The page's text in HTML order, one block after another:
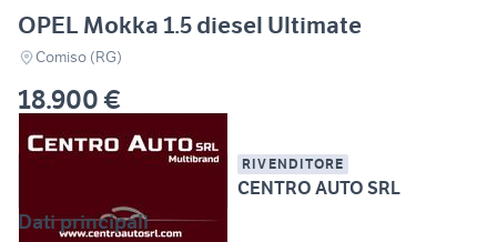
OPEL Mokka 1.5 diesel Ultimate
Comiso (RG)
18.900 €
RIVENDITORE
CENTRO AUTO SRL
Dati principali